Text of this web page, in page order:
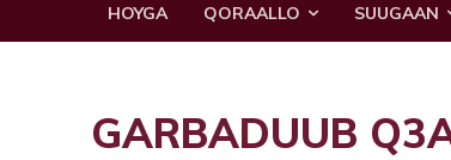
HOYGA QORAALLO SUUGAAN
GARBADUUB